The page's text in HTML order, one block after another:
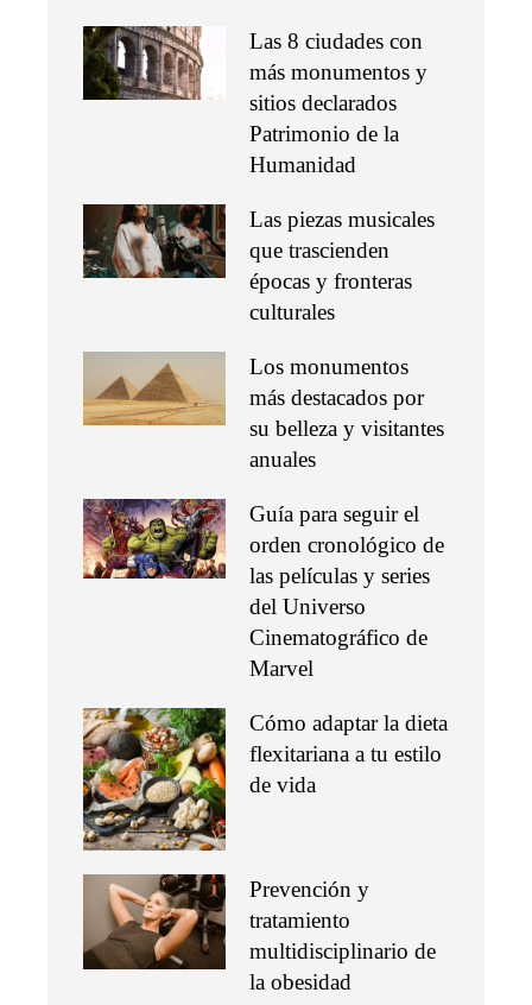
Las 8 ciudades con
más monumentos y
sitios declarados
Patrimonio de la
Humanidad
Las piezas musicales
que trascienden
épocas y fronteras
culturales
Los monumentos
más destacados por
su belleza y visitantes
anuales
Guía para seguir el
orden cronológico de
las películas y series
del Universo
Cinematográfico de
Marvel
Cómo adaptar la dieta
flexitariana a tu estilo
de vida
Prevención y
tratamiento
multidisciplinario de
la obesidad